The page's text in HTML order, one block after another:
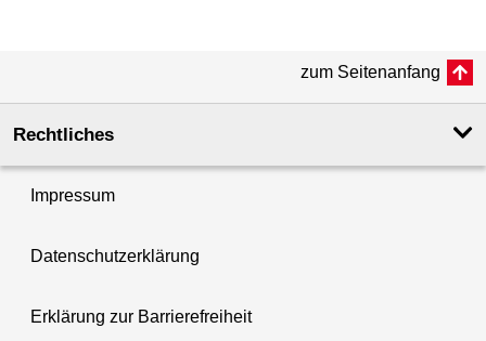
zum Seitenanfang
Rechtliches
Impressum
Datenschutzerklärung
Erklärung zur Barrierefreiheit